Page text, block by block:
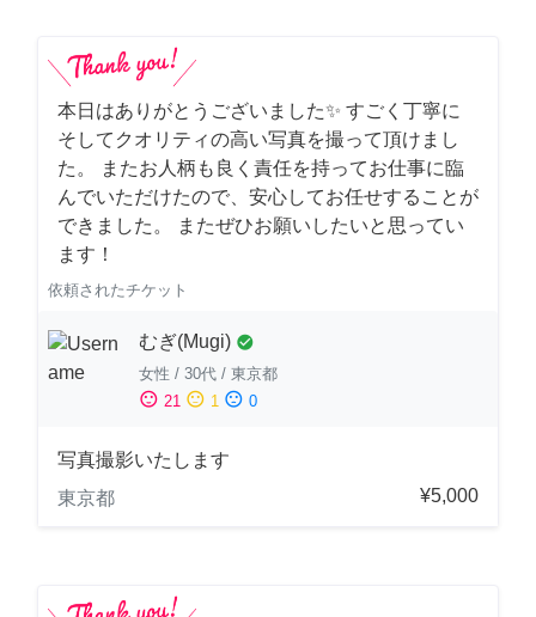
本日はありがとうございました✨ すごく丁寧に
そしてクオリティの高い写真を撮って頂けまし
た。 またお人柄も良く責任を持ってお仕事に臨
んでいただけたので、安心してお任せすることが
できました。 またぜひお願いしたいと思ってい
ます！
依頼されたチケット
むぎ(Mugi) check_circle
女性 / 30代 / 東京都
sentiment_satisfied 21 sentiment_neutral 1 sentiment_dissatisfied 0
写真撮影いたします
東京都
¥5,000